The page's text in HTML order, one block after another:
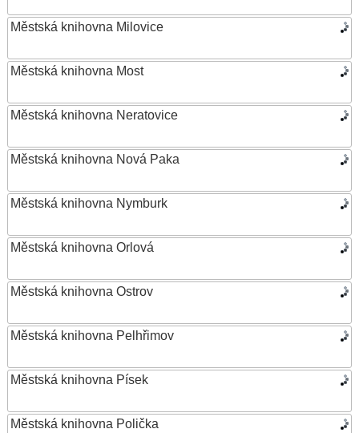
Městská knihovna Milovice
Městská knihovna Most
Městská knihovna Neratovice
Městská knihovna Nová Paka
Městská knihovna Nymburk
Městská knihovna Orlová
Městská knihovna Ostrov
Městská knihovna Pelhřimov
Městská knihovna Písek
Městská knihovna Polička